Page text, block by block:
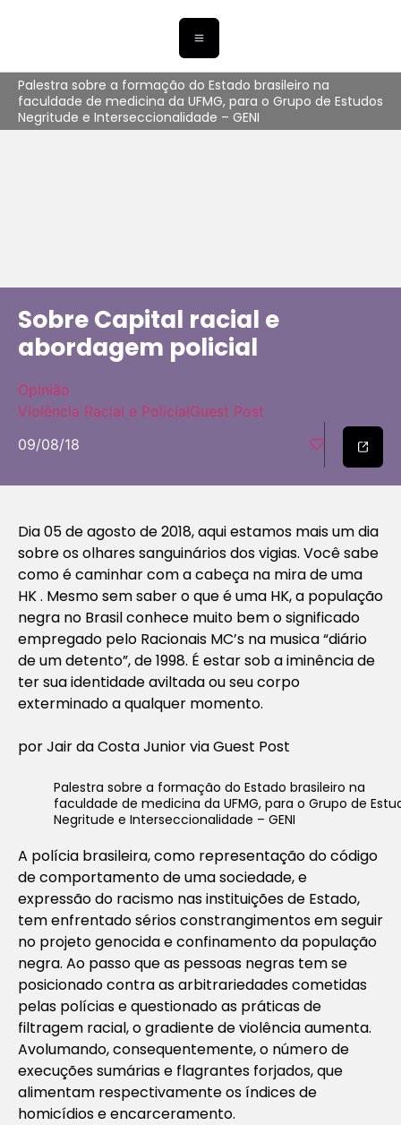
Palestra sobre a formação do Estado brasileiro na
faculdade de medicina da UFMG, para o Grupo de Estudos
Negritude e Interseccionalidade – GENI
Sobre Capital racial e
abordagem policial
Opinião
Violência Racial e PolicialGuest Post
09/08/18
Dia 05 de agosto de 2018, aqui estamos mais um dia
sobre os olhares sanguinários dos vigias. Você sabe
como é caminhar com a cabeça na mira de uma
HK . Mesmo sem saber o que é uma HK, a população
negra no Brasil conhece muito bem o significado
empregado pelo Racionais MC’s na musica “diário
de um detento”, de 1998. É estar sob a iminência de
ter sua identidade aviltada ou seu corpo
exterminado a qualquer momento.
por Jair da Costa Junior via Guest Post
Palestra sobre a formação do Estado brasileiro na
faculdade de medicina da UFMG, para o Grupo de
Negritude e Interseccionalidade – GENI
A polícia brasileira, como representação do código
de comportamento de uma sociedade, e
expressão do racismo nas instituições de Estado,
tem enfrentado sérios constrangimentos em seguir
no projeto genocida e confinamento da população
negra. Ao passo que as pessoas negras tem se
posicionado contra as arbitrariedades cometidas
pelas polícias e questionado as práticas de
filtragem racial, o gradiente de violência aumenta.
Avolumando, consequentemente, o número de
execuções sumárias e flagrantes forjados, que
alimentam respectivamente os índices de
homicídios e encarceramento.